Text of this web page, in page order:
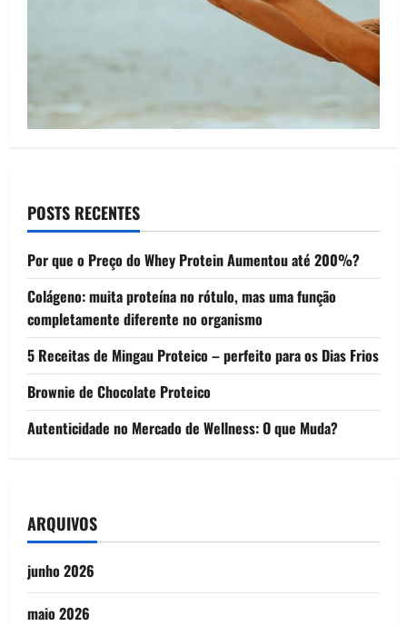
POSTS RECENTES
Por que o Preço do Whey Protein Aumentou até 200%?
Colágeno: muita proteína no rótulo, mas uma função
completamente diferente no organismo
5 Receitas de Mingau Proteico – perfeito para os Dias Frios
Brownie de Chocolate Proteico
Autenticidade no Mercado de Wellness: O que Muda?
ARQUIVOS
junho 2026
maio 2026